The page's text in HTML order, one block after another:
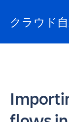
クラウド